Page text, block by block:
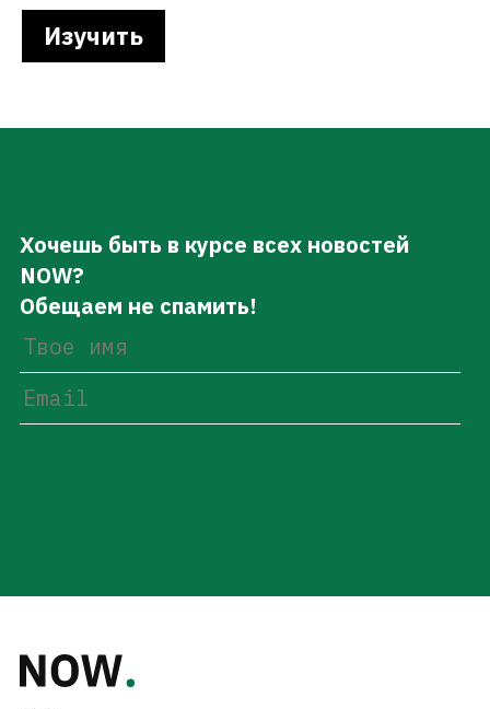
Изучить
Хочешь быть в курсе всех новостей
NOW?
Обещаем не спамить!